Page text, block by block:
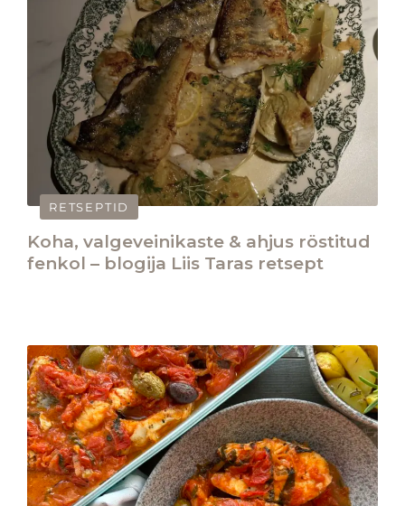
RETSEPTID
Koha, valgeveinikaste & ahjus röstitud
fenkol – blogija Liis Taras retsept